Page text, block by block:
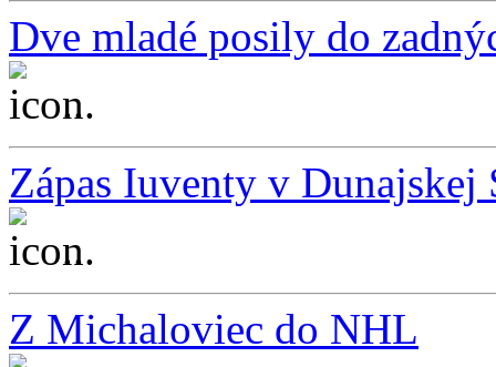
Dve mladé posily do
...
Zápas Iuventy v Dunajskej
...
Z Michaloviec do NHL